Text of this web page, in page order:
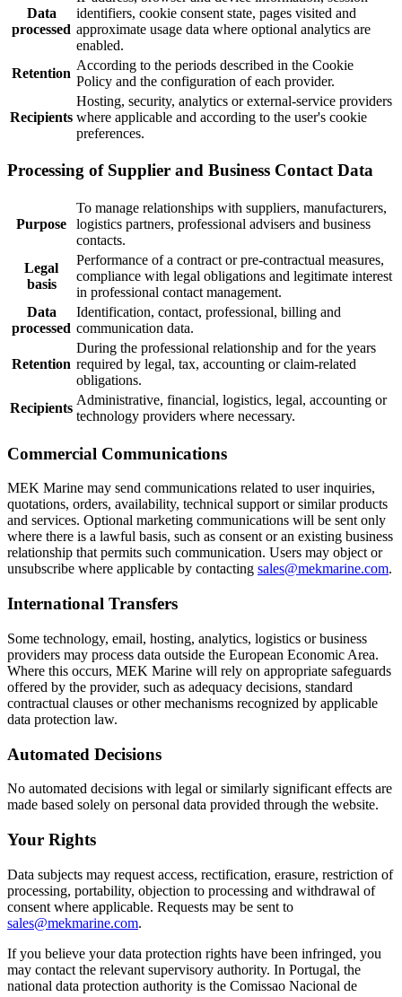
Data
processed
identifiers, cookie consent state, pages visited and
approximate usage data where optional analytics are
enabled.
Retention
According to the periods described in the Cookie
Policy and the configuration of each provider.
Recipients
Hosting, security, analytics or external-service providers
where applicable and according to the user's cookie
preferences.
Processing of Supplier and Business Contact Data
Purpose
To manage relationships with suppliers, manufacturers,
logistics partners, professional advisers and business
contacts.
Legal
basis
Performance of a contract or pre-contractual measures,
compliance with legal obligations and legitimate interest
in professional contact management.
Data
processed
Identification, contact, professional, billing and
communication data.
Retention
During the professional relationship and for the years
required by legal, tax, accounting or claim-related
obligations.
Recipients
Administrative, financial, logistics, legal, accounting or
technology providers where necessary.
Commercial Communications
MEK Marine may send communications related to user inquiries,
quotations, orders, availability, technical support or similar products
and services. Optional marketing communications will be sent only
where there is a lawful basis, such as consent or an existing business
relationship that permits such communication. Users may object or
unsubscribe where applicable by contacting sales@mekmarine.com.
International Transfers
Some technology, email, hosting, analytics, logistics or business
providers may process data outside the European Economic Area.
Where this occurs, MEK Marine will rely on appropriate safeguards
offered by the provider, such as adequacy decisions, standard
contractual clauses or other mechanisms recognized by applicable
data protection law.
Automated Decisions
No automated decisions with legal or similarly significant effects are
made based solely on personal data provided through the website.
Your Rights
Data subjects may request access, rectification, erasure, restriction of
processing, portability, objection to processing and withdrawal of
consent where applicable. Requests may be sent to
sales@mekmarine.com.
If you believe your data protection rights have been infringed, you
may contact the relevant supervisory authority. In Portugal, the
national data protection authority is the Comissao Nacional de